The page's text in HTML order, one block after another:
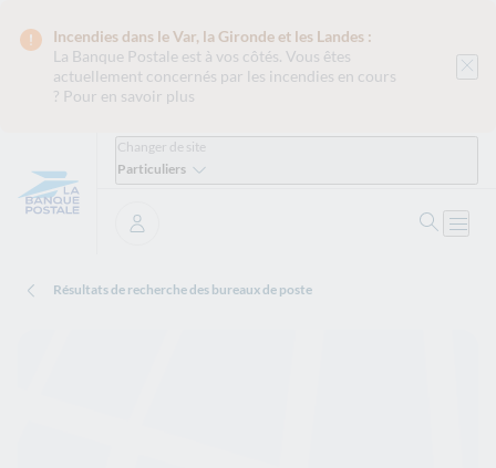
Incendies dans le Var, la Gironde et les Landes :
La Banque Postale est à vos côtés. Vous êtes
actuellement concernés par les incendies en cours
? Pour en savoir plus
Changer de site
Particuliers
Se connecter
Résultats de recherche des bureaux de poste